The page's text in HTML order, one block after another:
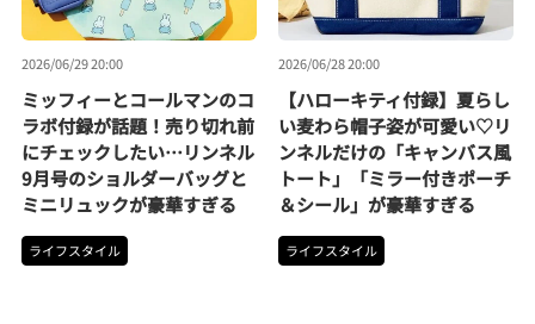
2026/06/29 20:00
ミッフィーとコールマンのコ
ラボ付録が話題！売り切れ前
にチェックしたい…リンネル
9月号のショルダーバッグと
ミニリュックが豪華すぎる
ライフスタイル
2026/06/28 20:00
【ハローキティ付録】夏らし
い麦わら帽子姿が可愛い♡リ
ンネルだけの「キャンバス風
トート」「ミラー付きポーチ
＆シール」が豪華すぎる
ライフスタイル